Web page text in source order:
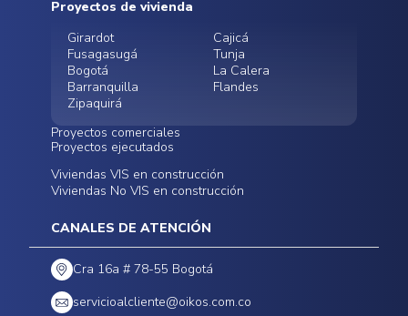
Contratación Directa
Noticias
Proyectos de vivienda
Girardot
Cajicá
Fusagasugá
Tunja
Bogotá
La Calera
Barranquilla
Flandes
Zipaquirá
Proyectos comerciales
Funza
Infinitum Zentral
Bodegas - ALMAX
Centro Comercial
Proyectos ejecutados
Conoce nuestros
proyectos ejecutados
Viviendas VIS en construcción
Viviendas No VIS en construcción
CANALES DE ATENCIÓN
Cra 16a # 78-55 Bogotá
servicioalcliente@oikos.com.co